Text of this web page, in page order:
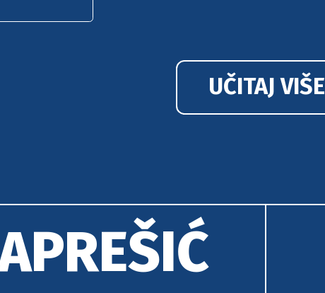
UČITAJ VIŠE